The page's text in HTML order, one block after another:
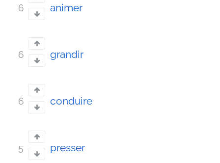
6 animer
6 grandir
6 conduire
5 presser